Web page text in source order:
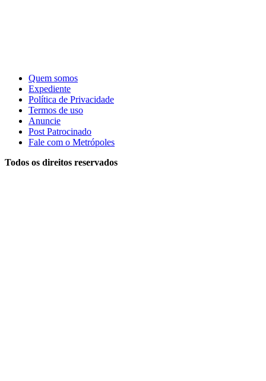
Quem somos
Expediente
Política de Privacidade
Termos de uso
Anuncie
Post Patrocinado
Fale com o Metrópoles
Todos os direitos reservados